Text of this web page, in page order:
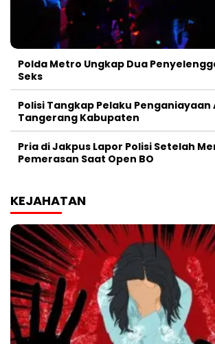
Polda Metro Ungkap Dua
Seks
Polisi Tangkap Pelaku Penganiayaan
Tangerang Kabupaten
Pria di Jakpus Lapor Polisi Setelah
Pemerasan Saat Open BO
KEJAHATAN